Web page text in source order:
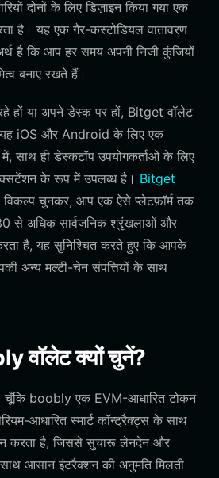
दोनों के लिए डिज़ाइन किया गया एक
है। यह एक गैर-कस्टोडियल वातावरण
है कि आप हर समय अपनी निजी कुंजियों
बनाए रखते हैं।
हों या अपने डेस्क पर हों, Bitget वॉलेट
iOS और Android के लिए एक
साथ ही डेस्कटॉप उपयोगकर्ताओं के लिए
के रूप में उपलब्ध है। Bitget
चुनकर, आप एक ऐसे प्लेटफ़ॉर्म तक
से अधिक सार्वजनिक श्रृंखलाओं और
है, यह सुनिश्चित करते हुए कि आपके
अन्य मल्टी-चेन संपत्तियों के साथ
वॉलेट क्यों चुनें?
चूँकि boobly एक EVM-आधारित टोकन
आधारित स्मार्ट कॉन्ट्रैक्ट्स के साथ
करता है, जिससे सुचारू लेनदेन और
आसान इंटरैक्शन की अनुमति मिलती